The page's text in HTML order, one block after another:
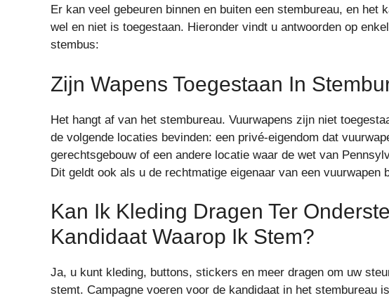
Er kan veel gebeuren binnen en buiten een stembureau, en het
wel en niet is toegestaan. Hieronder vindt u antwoorden op
stembus:
Zijn Wapens Toegestaan ​​in
Het hangt af van het stembureau. Vuurwapens zijn niet
de volgende locaties bevinden: een privé-eigendom dat
gerechtsgebouw of een andere locatie waar de wet van
Dit geldt ook als u de rechtmatige eigenaar van een vuurwapen
Kan Ik Kleding Dragen Ter
Kandidaat Waarop Ik Stem?
Ja, u kunt kleding, buttons, stickers en meer dragen om uw
stemt. Campagne voeren voor de kandidaat in het stembureau